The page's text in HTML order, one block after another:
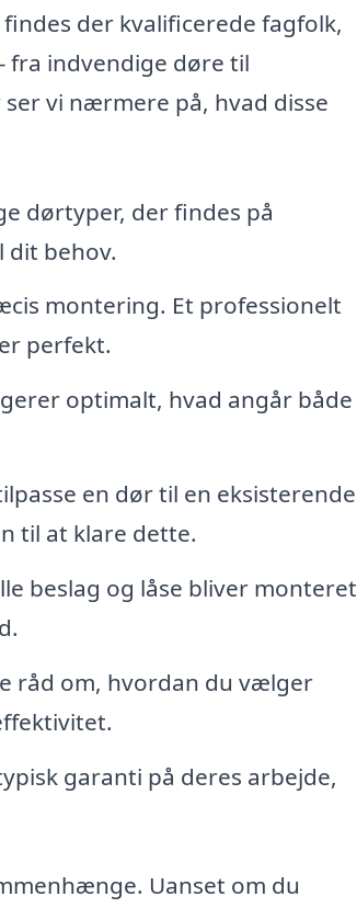
der kvalificerede fagfolk,
indvendige døre til
vi nærmere på, hvad disse
dørtyper, der findes på
dit behov.
montering. Et professionelt
perfekt.
optimalt, hvad angår både
en dør til en eksisterende
til at klare dette.
beslag og låse bliver monteret
råd om, hvordan du vælger
garanti på deres arbejde,
Uanset om du